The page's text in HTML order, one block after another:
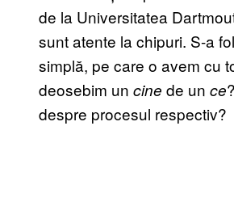
de la Universitatea
sunt atente la chipuri. S-a
simplă, pe care o avem cu
deosebim un cine de un ce
despre procesul respectiv?